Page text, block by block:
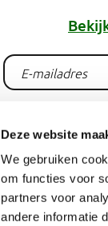
Deze website
We gebruiken
om functies voor
partners voor
andere informatie